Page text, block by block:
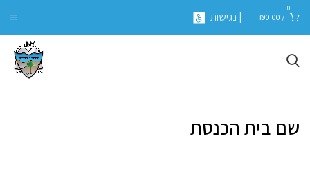
0
/
₪0.00 | נגישות
שם בית הכנסת